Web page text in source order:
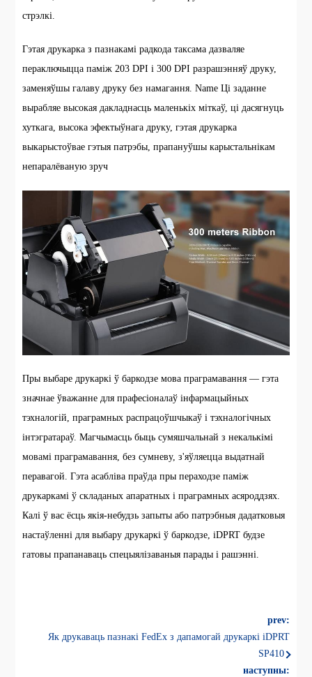
стрэлкі.
Гэтая друкарка з пазнакамі радкода таксама дазваляе
пераключыцца паміж 203 DPI і 300 DPI разрашэнняў друку,
заменяўшы галаву друку без намагання. Name Ці заданне
вырабляе высокая дакладнасць маленькіх міткаў, ці дасягнуць
хуткага, высока эфектыўнага друку, гэтая друкарка
выкарыстоўвае гэтыя патрэбы, прапануўшы карыстальнікам
непаралёваную зруч
Пры выбаре друкаркі ў баркодзе мова праграмавання — гэта
значнае ўважанне для прафесіоналаў інфармацыйных
тэхналогій, праграмных распрацоўшчыкаў і тэхналогічных
інтэгратараў. Магчымасць быць сумяшчальнай з некалькімі
мовамі праграмавання, без сумневу, з'яўляецца выдатнай
перавагой. Гэта асабліва праўда пры пераходзе паміж
друкаркамі ў складаных апаратных і праграмных асяроддзях.
Калі ў вас ёсць якія-небудзь запыты або патрэбныя дадатковыя
настаўленні для выбару друкаркі ў баркодзе, iDPRT будзе
гатовы прапанаваць спецыялізаваныя парады і рашэнні.
prev:
Як друкаваць пазнакі FedEx з дапамогай друкаркі iDPRT
SP410
наступны: